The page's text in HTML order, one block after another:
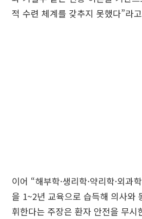
적 수련 체계를 갖추지 못했다”라
이어 “해부학·생리학·약리학·외과
을 1~2년 교육으로 습득해 의사와
휘한다는 주장은 환자 안전을 무시